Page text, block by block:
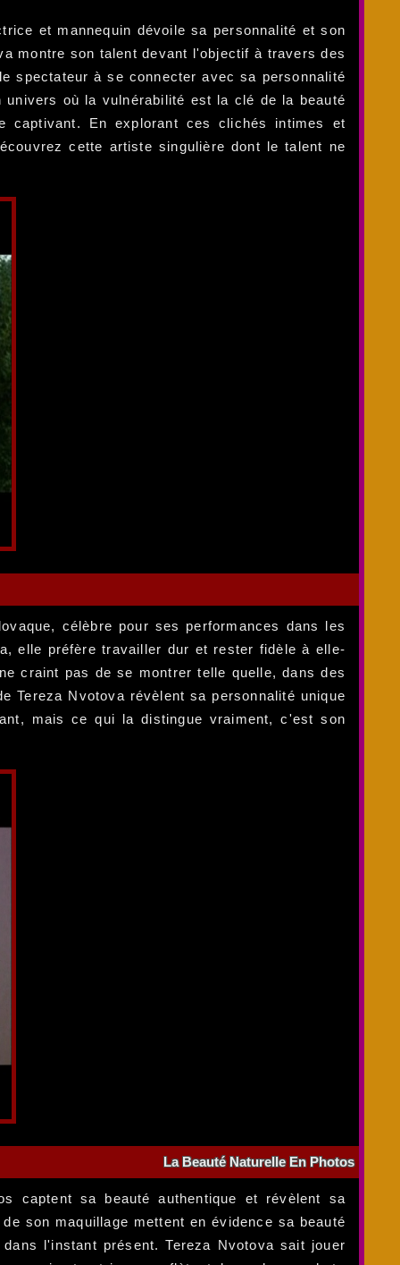
et mannequin dévoile sa personnalité et son
montre son talent devant l'objectif à travers des
spectateur à se connecter avec sa personnalité
où la vulnérabilité est la clé de la beauté
captivant. En explorant ces clichés intimes et
cette artiste singulière dont le talent ne
célèbre pour ses performances dans les
elle préfère travailler dur et rester fidèle à elle-
craint pas de se montrer telle quelle, dans des
Tereza Nvotova révèlent sa personnalité unique
mais ce qui la distingue vraiment, c'est son
La Beauté Naturelle En Photos
captent sa beauté authentique et révèlent sa
son maquillage mettent en évidence sa beauté
l'instant présent. Tereza Nvotova sait jouer